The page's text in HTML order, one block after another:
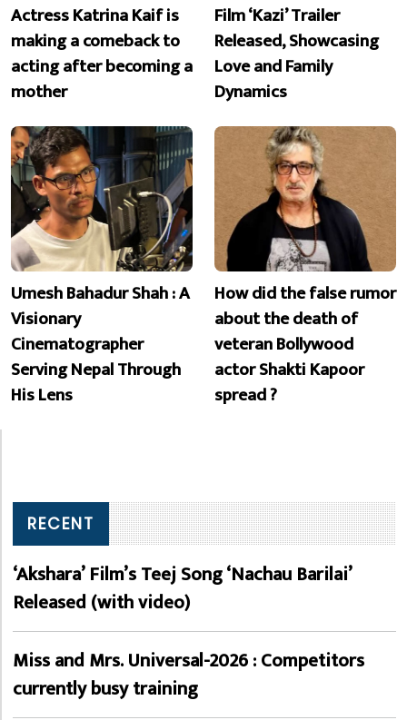
Actress Katrina Kaif is
making a comeback to
acting after becoming a
mother
Film ‘Kazi’ Trailer
Released, Showcasing
Love and Family
Dynamics
Umesh Bahadur Shah : A
Visionary
Cinematographer
Serving Nepal Through
His Lens
How did the false rumor
about the death of
veteran Bollywood
actor Shakti Kapoor
spread ?
RECENT
‘Akshara’ Film’s Teej Song ‘Nachau Barilai’
Released (with video)
Miss and Mrs. Universal-2026 : Competitors
currently busy training